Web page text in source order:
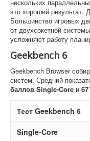
нескольких
это хороший результат.
Большинство игровых
от двухсокетной
усложняют работу
Geekbench 6
Geekbench Browser
систем. Средний
баллов Single-Core и
Тест Geekbench 6
Single-Core